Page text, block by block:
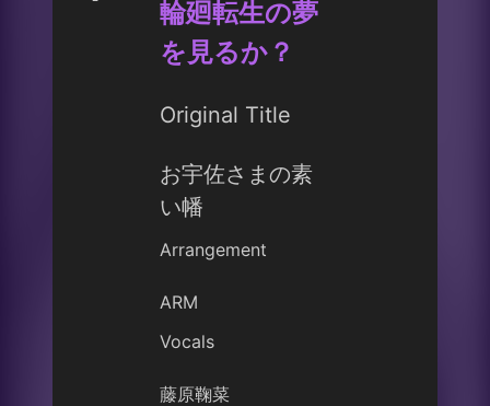
輪廻転生の夢
を見るか？
Original Title
お宇佐さまの素
い幡
Arrangement
ARM
Vocals
藤原鞠菜